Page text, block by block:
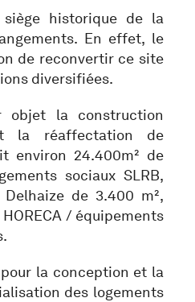
siège historique de la
En effet, le
de reconvertir ce site
diversifiées.
objet la construction
la réaffectation de
environ 24.400m² de
sociaux SLRB,
Delhaize de 3.400 m²,
/ équipements
la conception et la
des logements